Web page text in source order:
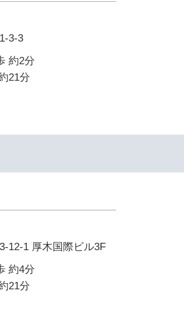
3-3
約2分
21分
12-1 厚木国際ビル3F
約4分
21分